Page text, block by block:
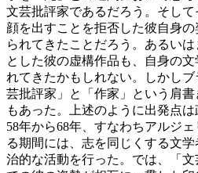
文芸批評家であるだろう。そし
顔を出すことを拒否した彼自身
られてきたことだろう。あるい
とした彼の虚構作品も、自身の
れてきたかもしれない。しかし
芸批評家」と「作家」という肩
もあった。上述のように出発点は
58年から68年、すなわちアルジ
る期間には、志を同じくする文
治的な活動を行った。では、「